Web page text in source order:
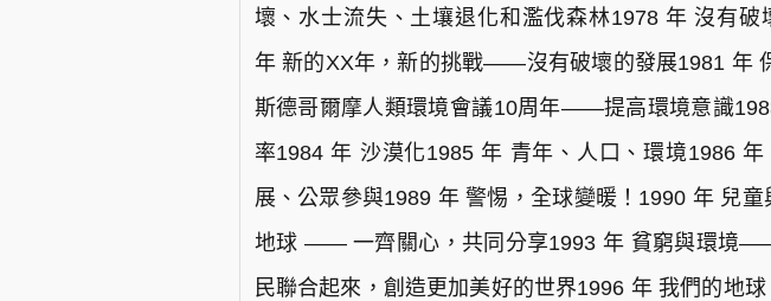
壞、水士流失、土壤退化和濫伐森林1978 年 沒有
年 新的XX年，新的挑戰——沒有破壞的發展1981 年
斯德哥爾摩人類環境會議10周年——提高環境意識
率1984 年 沙漠化1985 年 青年、人口、環境1986
展、公眾參與1989 年 警惕，全球變暖！1990 年 兒
地球 —— 一齊關心，共同分享1993 年 貧窮與環境
民聯合起來，創造更加美好的世界1996 年 我們的地